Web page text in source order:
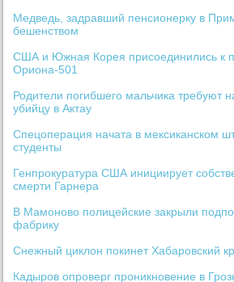
Медведь, задравший пенсионерку в
бешенством
США и Южная Корея присоединились к
Ориона-501
Родители погибшего мальчика требуют
убийцу в Актау
Спецоперация начата в мексиканском
студенты
Генпрокуратура США инициирует
смерти Гарнера
В Мамоново полицейские закрыли
фабрику
Снежный циклон покинет Хабаровский
Кадыров опроверг проникновение в